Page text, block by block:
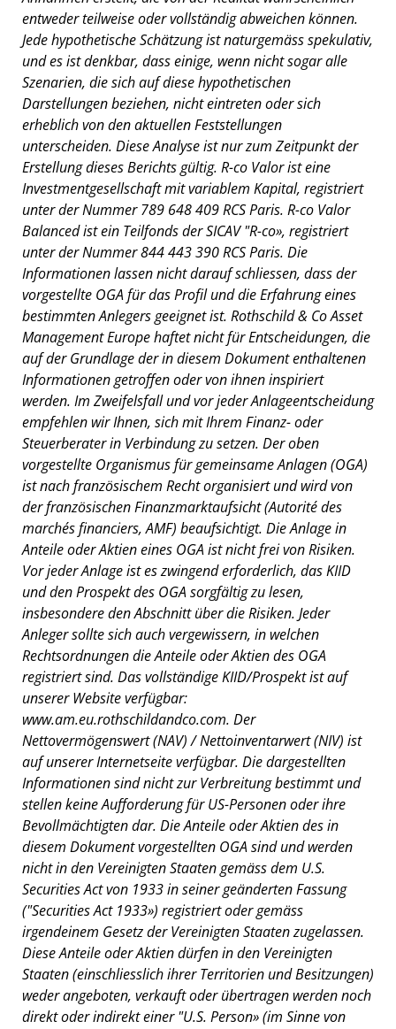
entweder teilweise oder vollständig abweichen können.
Jede hypothetische Schätzung ist naturgemäss spekulativ,
und es ist denkbar, dass einige, wenn nicht sogar alle
Szenarien, die sich auf diese hypothetischen
Darstellungen beziehen, nicht eintreten oder sich
erheblich von den aktuellen Feststellungen
unterscheiden. Diese Analyse ist nur zum Zeitpunkt der
Erstellung dieses Berichts gültig. R-co Valor ist eine
Investmentgesellschaft mit variablem Kapital, registriert
unter der Nummer 789 648 409 RCS Paris. R-co Valor
Balanced ist ein Teilfonds der SICAV "R-co», registriert
unter der Nummer 844 443 390 RCS Paris. Die
Informationen lassen nicht darauf schliessen, dass der
vorgestellte OGA für das Profil und die Erfahrung eines
bestimmten Anlegers geeignet ist. Rothschild & Co Asset
Management Europe haftet nicht für Entscheidungen, die
auf der Grundlage der in diesem Dokument enthaltenen
Informationen getroffen oder von ihnen inspiriert
werden. Im Zweifelsfall und vor jeder Anlageentscheidung
empfehlen wir Ihnen, sich mit Ihrem Finanz- oder
Steuerberater in Verbindung zu setzen. Der oben
vorgestellte Organismus für gemeinsame Anlagen (OGA)
ist nach französischem Recht organisiert und wird von
der französischen Finanzmarktaufsicht (Autorité des
marchés financiers, AMF) beaufsichtigt. Die Anlage in
Anteile oder Aktien eines OGA ist nicht frei von Risiken.
Vor jeder Anlage ist es zwingend erforderlich, das KIID
und den Prospekt des OGA sorgfältig zu lesen,
insbesondere den Abschnitt über die Risiken. Jeder
Anleger sollte sich auch vergewissern, in welchen
Rechtsordnungen die Anteile oder Aktien des OGA
registriert sind. Das vollständige KIID/Prospekt ist auf
unserer Website verfügbar:
www.am.eu.rothschildandco.com. Der
Nettovermögenswert (NAV) / Nettoinventarwert (NIV) ist
auf unserer Internetseite verfügbar. Die dargestellten
Informationen sind nicht zur Verbreitung bestimmt und
stellen keine Aufforderung für US-Personen oder ihre
Bevollmächtigten dar. Die Anteile oder Aktien des in
diesem Dokument vorgestellten OGA sind und werden
nicht in den Vereinigten Staaten gemäss dem U.S.
Securities Act von 1933 in seiner geänderten Fassung
("Securities Act 1933») registriert oder gemäss
irgendeinem Gesetz der Vereinigten Staaten zugelassen.
Diese Anteile oder Aktien dürfen in den Vereinigten
Staaten (einschliesslich ihrer Territorien und Besitzungen)
weder angeboten, verkauft oder übertragen werden noch
direkt oder indirekt einer "U.S. Person» (im Sinne von